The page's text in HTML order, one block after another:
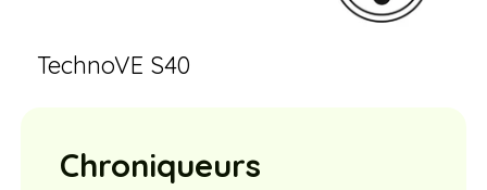
TechnoVE S40
Chroniqueurs